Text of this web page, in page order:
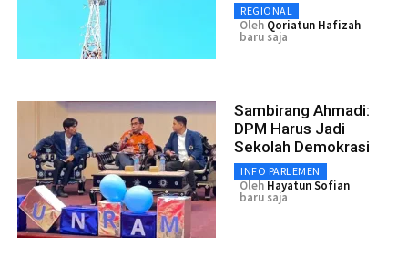
REGIONAL
Oleh Qoriatun Hafizah
baru saja
Sambirang Ahmadi:
DPM Harus Jadi
Sekolah Demokrasi
INFO PARLEMEN
Oleh Hayatun Sofian
baru saja